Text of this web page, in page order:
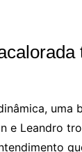
uma
e Leandro